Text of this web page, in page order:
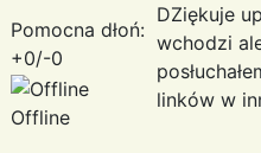
Pomocna dłoń:
+0/-0
Offline
DZiękuje
wchodzi
linków w